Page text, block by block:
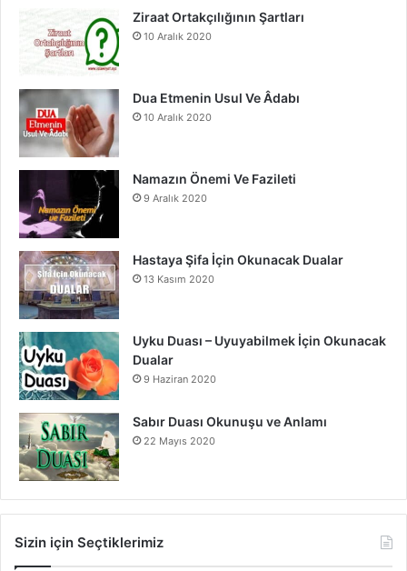
o
e
r
Ziraat Ortakçılığının Şartları
10 Aralık 2020
Dua Etmenin Usul Ve Âdabı
10 Aralık 2020
Namazın Önemi Ve Fazileti
9 Aralık 2020
Hastaya Şifa İçin Okunacak Dualar
13 Kasım 2020
Uyku Duası – Uyuyabilmek İçin Okunacak
Dualar
9 Haziran 2020
Sabır Duası Okunuşu ve Anlamı
22 Mayıs 2020
Sizin için Seçtiklerimiz